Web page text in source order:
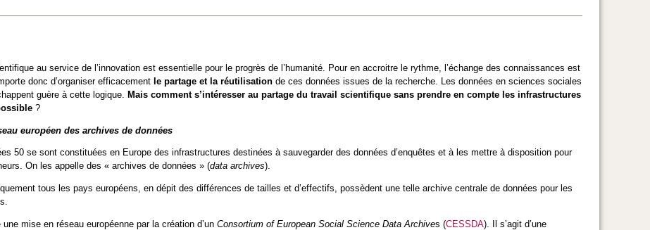
au service de l’innovation est essentielle pour le progrès de l’humanité. Pour en accroitre le rythme, l’échange des connaissances est
donc d’organiser efficacement le partage et la réutilisation de ces données issues de la recherche. Les données en sciences sociales
guère à cette logique.
Mais comment s’intéresser au partage du travail scientifique sans prendre en compte les infrastructures
?
européen des archives de données
50 se sont constituées en Europe des infrastructures destinées à sauvegarder des données d’enquêtes et à les mettre à disposition pour
On les appelle des « archives de données » (data archives).
tous les pays européens, en dépit des différences de tailles et d’effectifs, possèdent une telle archive centrale de données pour les
une mise en réseau européenne par la création d’un Consortium of European Social Science Data Archives (CESSDA). Il s’agit d’une